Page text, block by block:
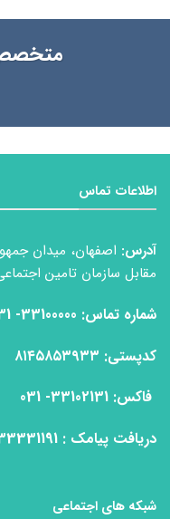
متخصص
اطلاعات تماس
آدرس: اصفهان، میدان
مقابل سازمان تامین
شماره تماس: 33100000- 031
كدپستی: ۸۱۴۵۸۵۳۹۳۳
فاكس: 33102131- 031
دریافت پیامک : 100033331191
شبکه های اجتماعی